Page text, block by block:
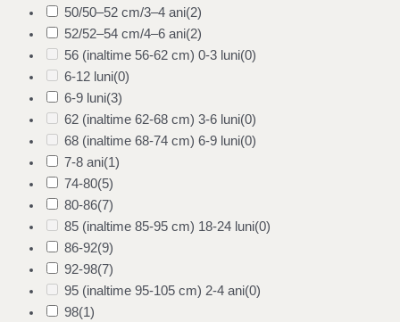
50/50–52 cm/3–4 ani(2)
52/52–54 cm/4–6 ani(2)
56 (inaltime 56-62 cm) 0-3 luni(0)
6-12 luni(0)
6-9 luni(3)
62 (inaltime 62-68 cm) 3-6 luni(0)
68 (inaltime 68-74 cm) 6-9 luni(0)
7-8 ani(1)
74-80(5)
80-86(7)
85 (inaltime 85-95 cm) 18-24 luni(0)
86-92(9)
92-98(7)
95 (inaltime 95-105 cm) 2-4 ani(0)
98(1)